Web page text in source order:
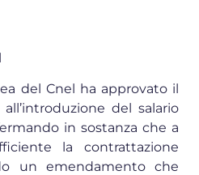
del Cnel ha approvato il
del salario
in sostanza che a
la contrattazione
un emendamento che